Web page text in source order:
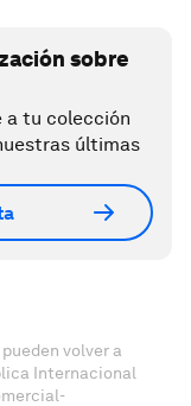
sobre
a tu colección
últimas
volver a
Internacional